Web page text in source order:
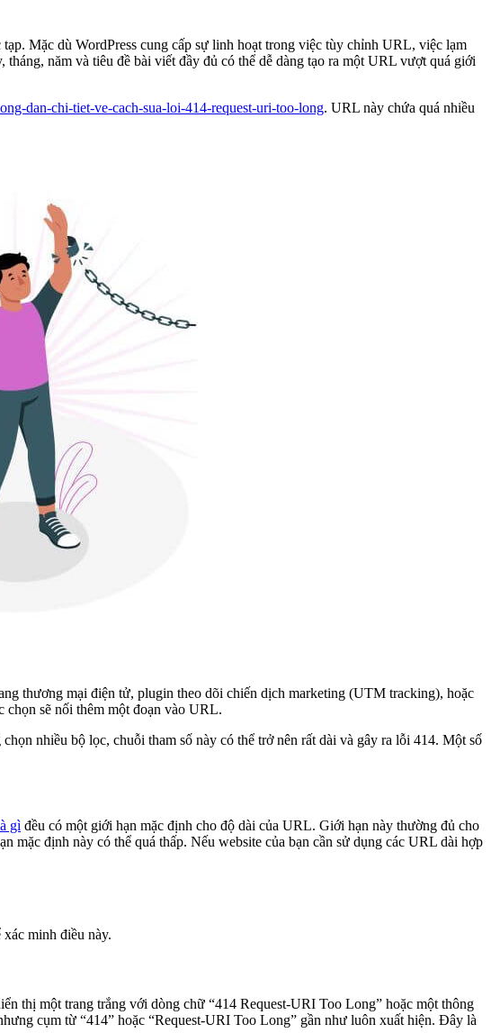
Mặc dù WordPress cung cấp sự linh hoạt trong việc tùy chỉnh URL, việc lạm
năm và tiêu đề bài viết đầy đủ có thể dễ dàng tạo ra một URL vượt quá giới
dan-chi-tiet-ve-cach-sua-loi-414-request-uri-too-long. URL này chứa quá nhiều
thương mại điện tử, plugin theo dõi chiến dịch marketing (UTM tracking), hoặc
chọn sẽ nối thêm một đoạn vào URL.
nhiều bộ lọc, chuỗi tham số này có thể trở nên rất dài và gây ra lỗi 414. Một số
gì đều có một giới hạn mặc định cho độ dài của URL. Giới hạn này thường đủ cho
mặc định này có thể quá thấp. Nếu website của bạn cần sử dụng các URL dài hợp
minh điều này.
thị một trang trắng với dòng chữ “414 Request-URI Too Long” hoặc một thông
cụm từ “414” hoặc “Request-URI Too Long” gần như luôn xuất hiện. Đây là